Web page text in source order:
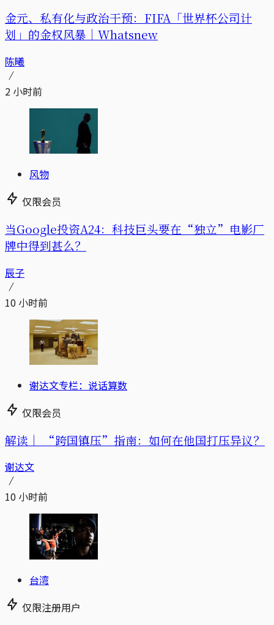
金元、私有化与政治干预：FIFA「世界杯公司计
划」的金权风暴｜Whatsnew
陈曦
2 小时前
风物
仅限会员
当Google投资A24：科技巨头要在“独立”电影厂
牌中得到甚么？
辰子
10 小时前
谢达文专栏：说话算数
仅限会员
解读｜ “跨国镇压”指南：如何在他国打压异议？
谢达文
10 小时前
台湾
仅限注册用户